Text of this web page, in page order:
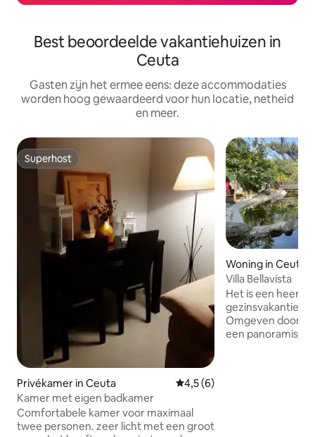
Best beoordeelde vakantiehuizen in
Ceuta
Gasten zijn het ermee eens: deze accommodaties
worden hoog gewaardeerd voor hun locatie, netheid
en meer.
Superhost
Superhost
Privékamer in Ceuta Gemiddelde beoordeling
4,5 (6)
Kamer met eigen badkamer
Comfortabele kamer voor maximaal
twee personen. zeer licht met een groot
Woning in Ceuta
Villa Bellavista
Het is een
gezinsvakantie
Omgeven door
een panoramisch